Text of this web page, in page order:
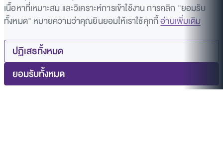
เนื้อหาที่เหมาะสม และวิเคราะห์การเข้าใช้งาน การคลิก "ยอมรับ
ทั้งหมด" หมายความว่าคุณยินยอมให้เราใช้คุกกี้อ่านเพิ่มเติม
ปฏิเสธทั้งหมด
ยอมรับทั้งหมด